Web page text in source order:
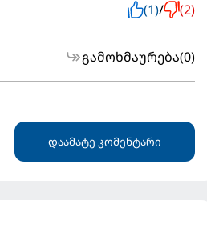
(1)/ (2)
გამოხმაურება(0)
დაამატე კომენტარი